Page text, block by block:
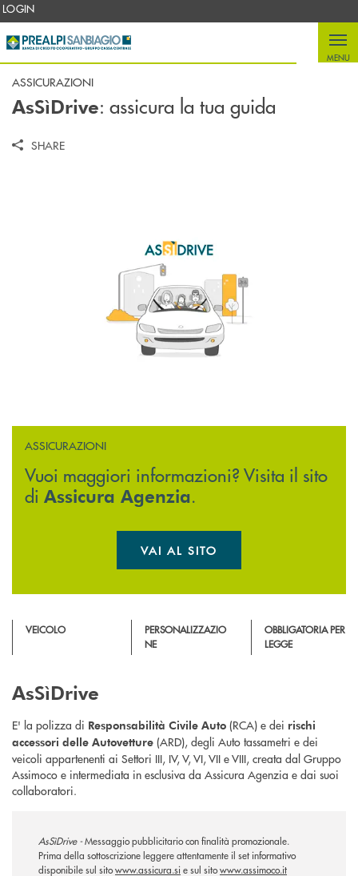
Salta al contenuto principale
LOGIN
MENU
ASSICURAZIONI
AsSìDrive: assicura la tua guida
SHARE
ASSICURAZIONI
Vuoi maggiori informazioni? Visita il sito
di Assicura Agenzia.
VAI AL SITO
VEICOLO
PERSONALIZZAZIO
NE
OBBLIGATORIA PER
LEGGE
AsSìDrive
E' la polizza di Responsabilità Civile Auto (RCA) e dei rischi
accessori delle Autovetture (ARD), degli Auto tassametri e dei
veicoli appartenenti ai Settori III, IV, V, VI, VII e VIII, creata dal Gruppo
Assimoco e intermediata in esclusiva da Assicura Agenzia e dai suoi
collaboratori.
AsSìDrive -Messaggio pubblicitario con finalità promozionale.
Prima della sottoscrizione leggere attentamente il set informativo
disponibile sul sitowww.assicura.sie sul sitowww.assimoco.it